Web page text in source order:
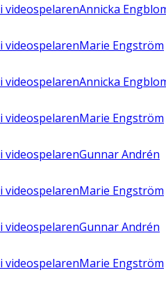
i videospelarenAnnicka
i videospelarenMarie Engström
i videospelarenAnnicka
i videospelarenMarie Engström
i videospelarenGunnar Andrén
i videospelarenMarie Engström
i videospelarenGunnar Andrén
i videospelarenMarie Engström